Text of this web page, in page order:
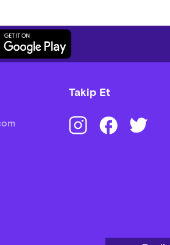
Takip Et